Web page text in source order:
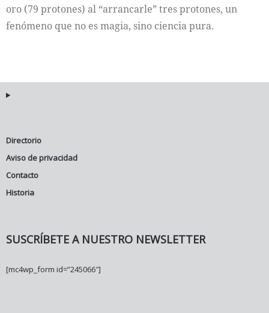
oro (79 protones) al “arrancarle” tres protones, un
fenómeno que no es magia, sino ciencia pura.
Directorio
Aviso de privacidad
Contacto
Historia
SUSCRÍBETE A NUESTRO NEWSLETTER
[mc4wp_form id=”245066″]